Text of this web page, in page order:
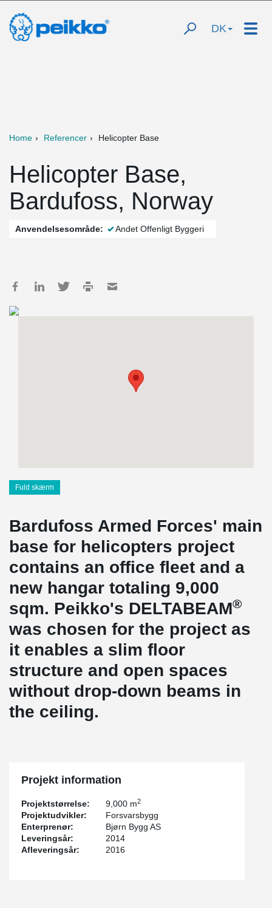
DK
Home Referencer Helicopter Base
Helicopter Base,
Bardufoss, Norway
Anvendelsesområde: Andet Offenligt Byggeri
Fuld skærm
Bardufoss Armed Forces' main
base for helicopters project
contains an office fleet and a
new hangar totaling 9,000
sqm. Peikko's DELTABEAM®
was chosen for the project as
it enables a slim floor
structure and open spaces
without drop-down beams in
the ceiling.
Projekt information
Projektstørrelse: 9,000 m2
Projektudvikler:
Forsvarsbygg
Enterprenør:
Bjørn Bygg AS
Leveringsår:
2014
Afleveringsår:
2016